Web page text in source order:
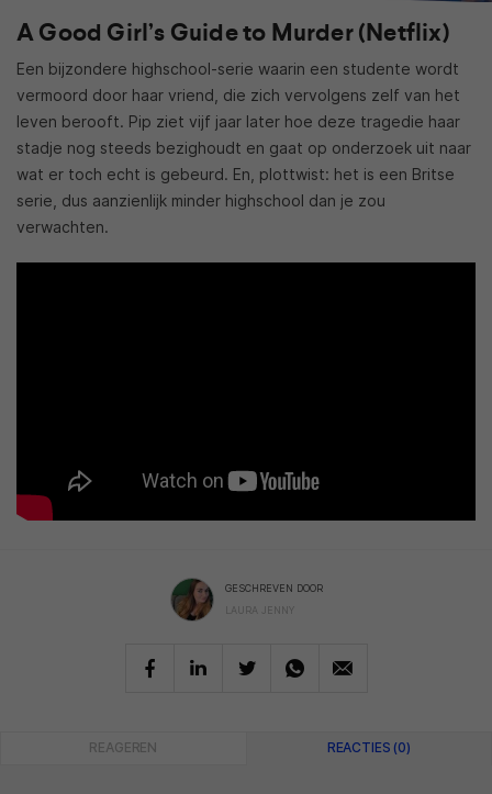
A Good Girl’s Guide to Murder (Netflix)
Een bijzondere highschool-serie waarin een studente wordt
vermoord door haar vriend, die zich vervolgens zelf van het
leven berooft. Pip ziet vijf jaar later hoe deze tragedie haar
stadje nog steeds bezighoudt en gaat op onderzoek uit naar
wat er toch echt is gebeurd. En, plottwist: het is een Britse
serie, dus aanzienlijk minder highschool dan je zou
verwachten.
GESCHREVEN DOOR
LAURA JENNY
REAGEREN REACTIES (0)